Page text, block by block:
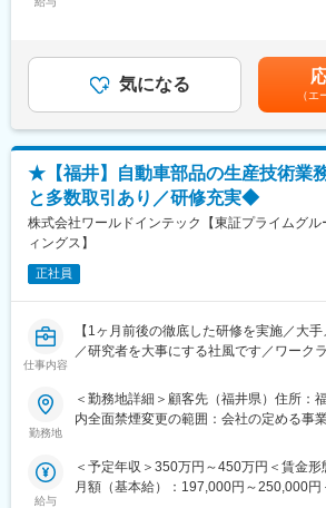
（2）配属先での就業スタート（配属先
（3）入社3年目～キャリアUP支援制度
※面談を行い、ご本人の強みを更に強化
修を受講していただきます。ベテラン技
充実しています。
ご希望を最大限加味してキャリアUPのサ
その際、ニーズやポジションに合わせて
談、給料UPも叶います！
■当社の魅力：
成をともに考え、自分にあった分野・勤
クスタイルです。
あり、様々な技術を身につけることがで
・現在のスキルを伸ばしたい方・新しい
変更の範囲：会社の定める業務
能性があります。月給(月額)は固定手当を
気になる
（エ
★【福井】自動車部品の生産技術業
と多数取引あり／研修充実◆
株式会社ワールドインテック【東証プライムグ
ィングス】
正社員
仕事内容
【1ヶ月前後の徹底した研修を実施／大
／研究者を大事にする社風です／ワーク
■業務内容：
・プレス製品,焼入れ製品の工程整備全般
新製品の工程設計、工程整備、金型設計及
■キャリアプラン：
※当社、ワールドインテックで未経験か
勤務地
＜勤務地詳細＞顧客先（福井県）住所：
内全面禁煙変更の範囲：会社の定める事
給与
＜予定年収＞350万円～450万円＜賃金形
月額（基本給）：197,000円～250,000